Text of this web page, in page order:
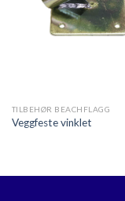
TILBEHØR BEACHFLAGG
Veggfeste vinklet